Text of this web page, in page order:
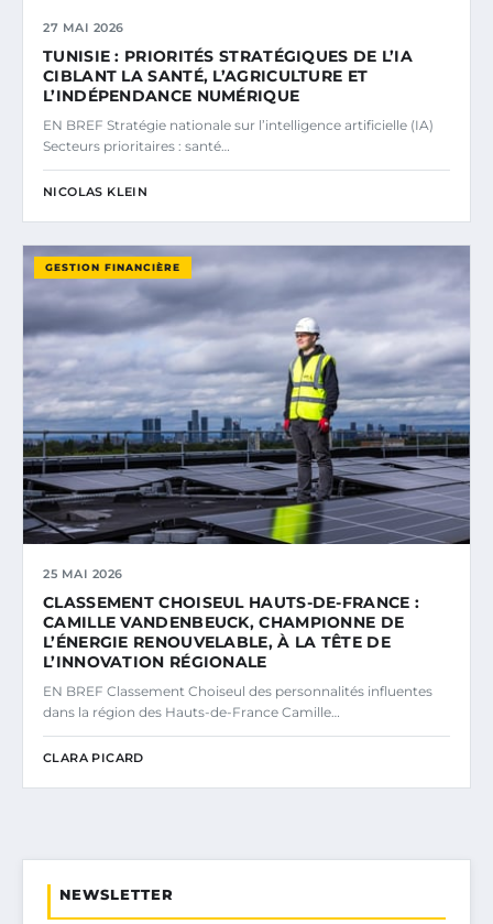
27 MAI 2026
TUNISIE : PRIORITÉS STRATÉGIQUES DE L’IA
CIBLANT LA SANTÉ, L’AGRICULTURE ET
L’INDÉPENDANCE NUMÉRIQUE
EN BREF Stratégie nationale sur l’intelligence artificielle (IA)
Secteurs prioritaires : santé…
NICOLAS KLEIN
GESTION FINANCIÈRE
25 MAI 2026
CLASSEMENT CHOISEUL HAUTS-DE-FRANCE :
CAMILLE VANDENBEUCK, CHAMPIONNE DE
L’ÉNERGIE RENOUVELABLE, À LA TÊTE DE
L’INNOVATION RÉGIONALE
EN BREF Classement Choiseul des personnalités influentes
dans la région des Hauts-de-France Camille…
CLARA PICARD
NEWSLETTER